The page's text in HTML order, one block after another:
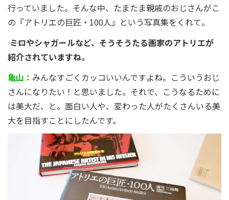
行っていました。そんな中、たまたま親戚のおじさんがこ
の『アトリエの巨匠・100人』という写真集をくれて。
―― ミロやシャガールなど、そうそうたる画家のアトリエが
紹介されていますね。
亀山： みんなすごくカッコいいんですよね。こういうおじ
さんになりたい！と思いました。それで、こうなるために
は美大だ、と。面白い人や、変わった人がたくさんいる美
大を目指すことにしたんです。